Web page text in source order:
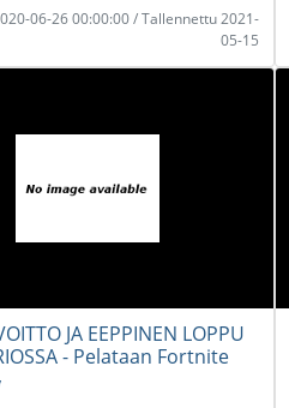
06-26 00:00:00 / Tallennettu 2021-
05-15
JA EEPPINEN LOPPU
- Pelataan Fortnite